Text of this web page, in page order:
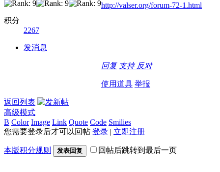
积分
2267
发消息
http://valser.org/forum-72-1.html
回复 支持 反对
使用道具 举报
返回列表
高级模式
B Color Image Link Quote Code Smilies
您需要登录后才可以回帖 登录 | 立即注册
本版积分规则 发表回复 回帖后跳转到最后一页